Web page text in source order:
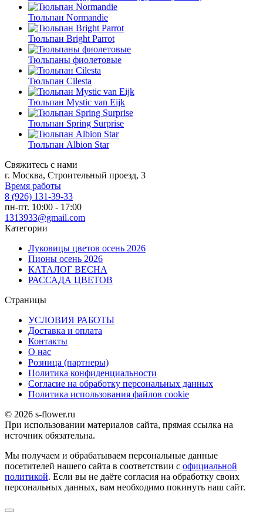
Тюльпан Normandie
Тюльпан Bright Parrot
Тюльпаны фиолетовые
Тюльпан Cilesta
Тюльпан Mystic van Eijk
Тюльпан Spring Surprise
Тюльпан Albion Star
Свяжитесь с нами
г. Москва, Строительный проезд, 3
Время работы
8 (926) 131-39-33
пн-пт. 10:00 - 17:00
1313933@gmail.com
Категории
Луковицы цветов осень 2026
Пионы осень 2026
КАТАЛОГ ВЕСНА
РАССАДА ЦВЕТОВ
Страницы
УСЛОВИЯ РАБОТЫ
Доставка и оплата
Контакты
О наc
Розница (партнеры)
Политика конфиденциальности
Согласие на обработку персональных данных
Политика использования файлов сookie
© 2026 s-flower.ru
При использовании материалов сайта, прямая ссылка на
источник обязательна.
Мы получаем и обрабатываем персональные данные
посетителей нашего сайта в соответствии с официальной
политикой. Если вы не даёте согласия на обработку своих
персональных данных, вам необходимо покинуть наш сайт.